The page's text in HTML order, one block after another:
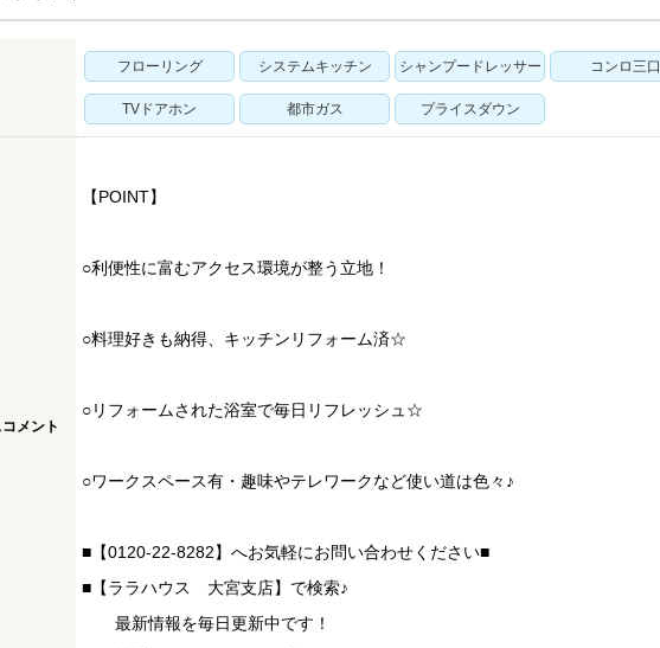
フローリング システムキッチン シャンプードレッサー コンロ三口
TVドアホン 都市ガス プライスダウン
メント
【POINT】
○利便性に富むアクセス環境が整う立地！
○料理好きも納得、キッチンリフォーム済☆
○リフォームされた浴室で毎日リフレッシュ☆
○ワークスペース有・趣味やテレワークなど使い道は色々♪
■【0120-22-8282】へお気軽にお問い合わせください■
■【ララハウス 大宮支店】で検索♪
最新情報を毎日更新中です！